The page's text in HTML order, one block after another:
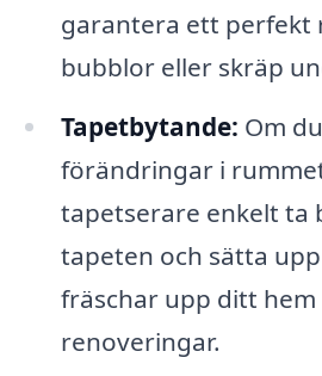
garantera ett perfekt
bubblor eller skräp
Tapetbytande: Om
förändringar i
tapetserare enkelt ta
tapeten och sätta
fräschar upp ditt
renoveringar.